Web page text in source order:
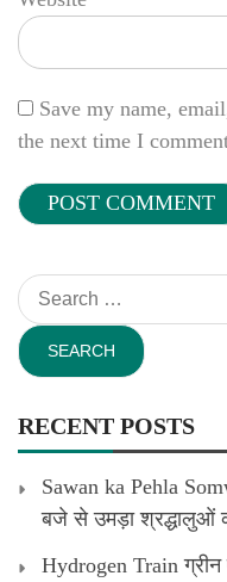
Save my name,
the next time I
Search
for:
RECENT POSTS
Sawan ka Pehla
बजे से उमड़ा श्रद्धालुओं
Hydrogen Train ग्रीन